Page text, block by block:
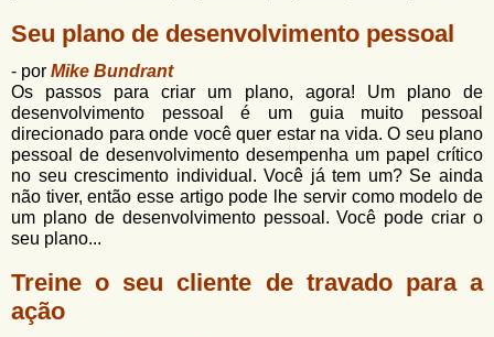
Seu plano de desenvolvimento pessoal
- por Mike Bundrant
Os passos para criar um plano, agora! Um plano de
desenvolvimento pessoal é um guia muito pessoal
direcionado para onde você quer estar na vida. O seu plano
pessoal de desenvolvimento desempenha um papel crítico
no seu crescimento individual. Você já tem um? Se ainda
não tiver, então esse artigo pode lhe servir como modelo de
um plano de desenvolvimento pessoal. Você pode criar o
seu plano...
Treine o seu cliente de travado para a
ação